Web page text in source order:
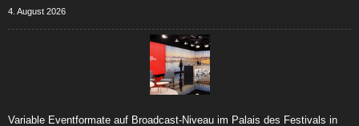
4. August 2026
Variable Eventformate auf Broadcast-Niveau im Palais des Festivals in